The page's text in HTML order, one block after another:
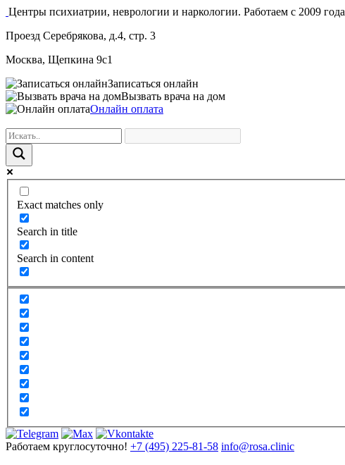
Центры психиатрии, неврологии и наркологии. Работаем с 2009 года
Проезд Серебрякова, д.4, стр. 3
Москва, Щепкина 9с1
Записаться онлайн
Вызвать врача на дом
Онлайн оплата
Exact matches only
Search in title
Search in content
Работаем круглосуточно! +7 (495) 225-81-58 info@rosa.clinic